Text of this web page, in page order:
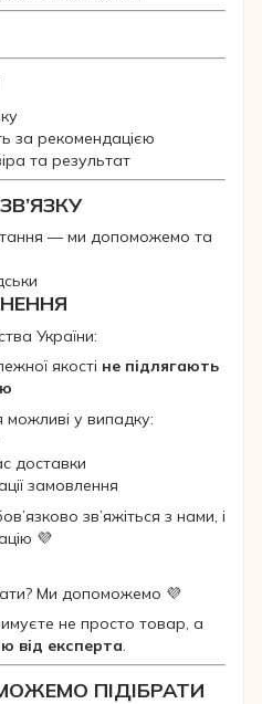
за рекомендацією
та результат
— ми допоможемо та
України:
якості не підлягають
у випадку:
доставки
замовлення
зв’яжіться з нами, і
💜
Ми допоможемо 💜
не просто товар, а
від експерта.
ПІДІБРАТИ